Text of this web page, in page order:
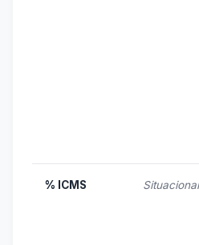
% ICMS Situacional